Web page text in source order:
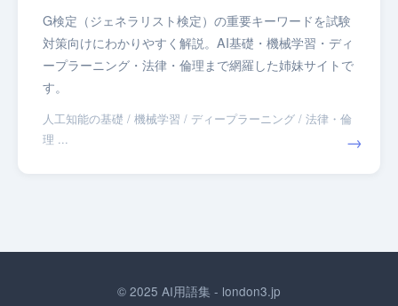
G検定（ジェネラリスト検定）の重要キーワードを試験
対策向けにわかりやすく解説。AI基礎・機械学習・ディ
ープラーニング・法律・倫理まで網羅した姉妹サイトで
す。
人工知能の基礎 / 機械学習 / ディープラーニング / 法律・倫
理 ...
→
© 2025 AI用語集 - london3.jp